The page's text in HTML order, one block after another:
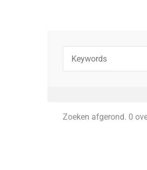
Zoeken afgerond. 0